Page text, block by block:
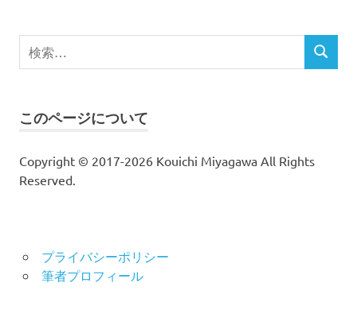
検
索
検
このページについて
Copyright © 2017-2026 Kouichi Miyagawa All Rights
Reserved.
プライバシーポリシー
筆者プロフィール